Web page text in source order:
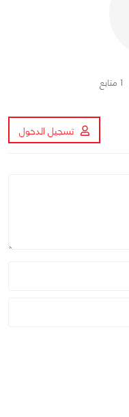
1 متابع
تسجيل الدخول